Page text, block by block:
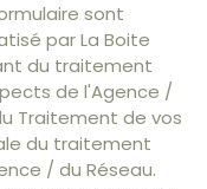
sont
par La Boite
du traitement
de l'Agence /
Traitement de vos
du traitement
/ du Réseau.